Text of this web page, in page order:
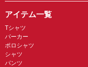
アイテム一覧
Tシャツ
パーカー
ポロシャツ
シャツ
パンツ